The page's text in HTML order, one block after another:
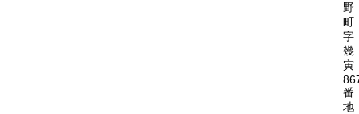
野
町
字
幾
寅
番
地